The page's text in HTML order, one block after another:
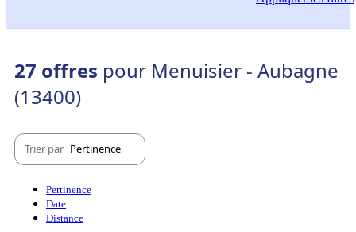
27 offres pour Menuisier - Aubagne
(13400)
Trier par Pertinence
Pertinence
Date
Distance